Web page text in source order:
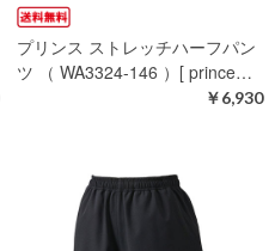
プリンス ストレッチハーフパン
ツ （ WA3324-146 ）[ prince…
￥6,930